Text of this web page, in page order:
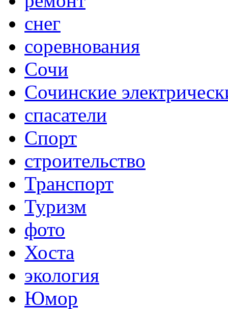
снег
соревнования
Сочи
Сочинские
спасатели
Спорт
строительство
Транспорт
Туризм
фото
Хоста
экология
Юмор